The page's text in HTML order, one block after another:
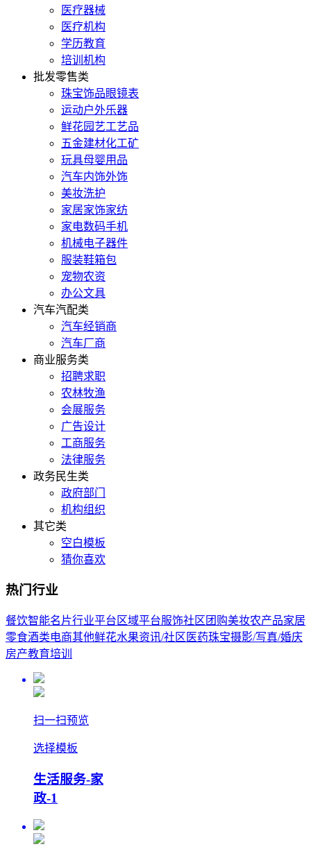
医疗器械
医疗机构
学历教育
培训机构
批发零售类
珠宝饰品眼镜表
运动户外乐器
鲜花园艺工艺品
五金建材化工矿
玩具母婴用品
汽车内饰外饰
美妆洗护
家居家饰家纺
家电数码手机
机械电子器件
服装鞋箱包
宠物农资
办公文具
汽车汽配类
汽车经销商
汽车厂商
商业服务类
招聘求职
农林牧渔
会展服务
广告设计
工商服务
法律服务
政务民生类
政府部门
机构组织
其它类
空白模板
猜你喜欢
热门行业
餐饮智能名片行业平台 区域平台服饰社区团购美妆农产品家居
零食酒类电商其他鲜花水果资讯/社区 医药珠宝摄影/写真/婚庆
房产教育培训
扫一扫预览
选择模板
生活服务-家
政-1